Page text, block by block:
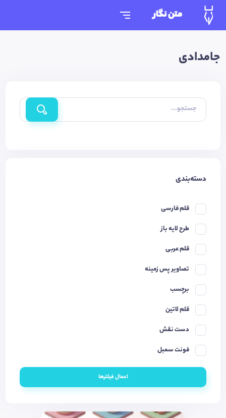
متن نگار
جامدادی
جستجو...
دسته‌بندی
قلم فارسی
طرح لایه باز
قلم عربی
تصاویر پس زمینه
برچسب
قلم لاتین
دست نقش
فونت سمبل
اعمال فیلترها